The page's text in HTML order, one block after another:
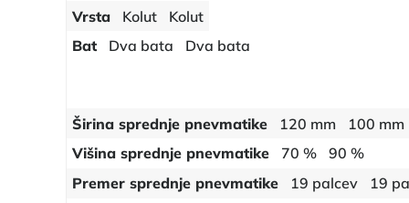
Vrsta Kolut
Kolut
Bat
Dva bata Dva bata
Širina sprednje pnevmatike 120 mm
100 mm
Višina sprednje pnevmatike
70 %
90 %
Premer sprednje pnevmatike
19 palcev 19